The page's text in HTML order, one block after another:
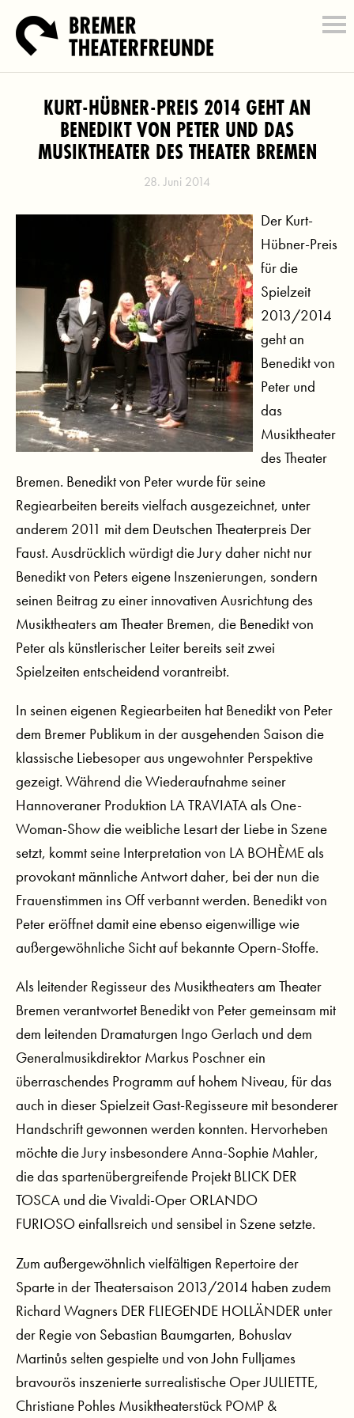
KURT-HÜBNER-PREIS 2014 GEHT AN
BENEDIKT VON PETER UND DAS
MUSIKTHEATER DES THEATER BREMEN
28. Juni 2014
Der Kurt-
Hübner-Preis
für die
Spielzeit
2013/2014
geht an
Benedikt von
Peter und
das
Musiktheater
des Theater
Bremen. Benedikt von Peter wurde für seine
Regiearbeiten bereits vielfach ausgezeichnet, unter
anderem 2011 mit dem Deutschen Theaterpreis Der
Faust. Ausdrücklich würdigt die Jury daher nicht nur
Benedikt von Peters eigene Inszenierungen, sondern
seinen Beitrag zu einer innovativen Ausrichtung des
Musiktheaters am Theater Bremen, die Benedikt von
Peter als künstlerischer Leiter bereits seit zwei
Spielzeiten entscheidend vorantreibt.
In seinen eigenen Regiearbeiten hat Benedikt von Peter
dem Bremer Publikum in der ausgehenden Saison die
klassische Liebesoper aus ungewohnter Perspektive
gezeigt. Während die Wiederaufnahme seiner
Hannoveraner Produktion LA TRAVIATA als One-
Woman-Show die weibliche Lesart der Liebe in Szene
setzt, kommt seine Interpretation von LA BOHÈME als
provokant männliche Antwort daher, bei der nun die
Frauenstimmen ins Off verbannt werden. Benedikt von
Peter eröffnet damit eine ebenso eigenwillige wie
außergewöhnliche Sicht auf bekannte Opern-Stoffe.
Als leitender Regisseur des Musiktheaters am Theater
Bremen verantwortet Benedikt von Peter gemeinsam mit
dem leitenden Dramaturgen Ingo Gerlach und dem
Generalmusikdirektor Markus Poschner ein
überraschendes Programm auf hohem Niveau, für das
auch in dieser Spielzeit Gast-Regisseure mit besonderer
Handschrift gewonnen werden konnten. Hervorheben
möchte die Jury insbesondere Anna-Sophie Mahler,
die das spartenübergreifende Projekt BLICK DER
TOSCA und die Vivaldi-Oper ORLANDO
FURIOSO einfallsreich und sensibel in Szene setzte.
Zum außergewöhnlich vielfältigen Repertoire der
Sparte in der Theatersaison 2013/2014 haben zudem
Richard Wagners DER FLIEGENDE HOLLÄNDER unter
der Regie von Sebastian Baumgarten, Bohuslav
Martinůs selten gespielte und von John Fulljames
bravourös inszenierte surrealistische Oper JULIETTE,
Christiane Pohles Musiktheaterstück POMP &